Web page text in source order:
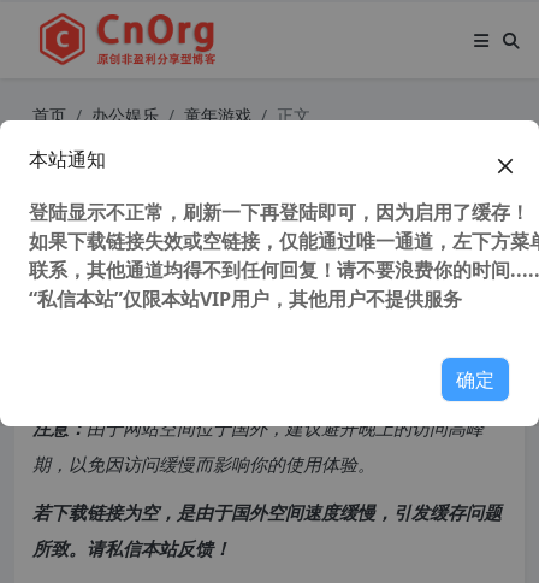
首页 办公娱乐 童年游戏 正文
70-80后回忆任天堂(FC)游戏大全中英
文对照
77,195 次浏览次阅读
注意：由于网站空间位于国外，建议避开晚上的访问高峰
期，以免因访问缓慢而影响你的使用体验。
若下载链接为空，是由于国外空间速度缓慢，引发缓存问题
所致。请私信本站反馈！
本站通知
登陆显示不正常，刷新一下再登陆即可，因为启用了缓存！
如果下载链接失效或空链接，仅能通过唯一通道，左下方菜
联系，其他通道均得不到任何回复！请不要浪费你的时间
“私信本站”仅限本站VIP用户，其他用户不提供服务
确定